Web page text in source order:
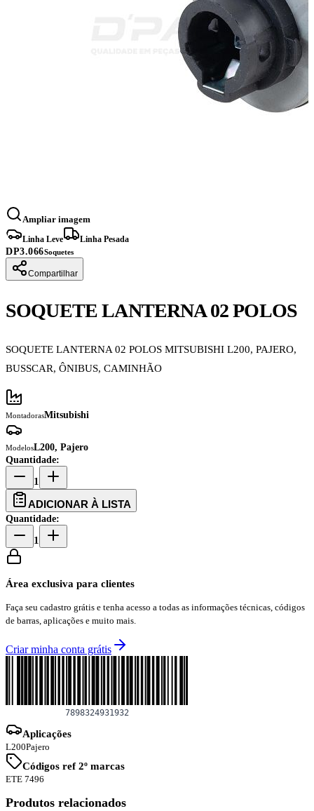
Ampliar imagem
Linha Leve Linha Pesada
DP3.066Soquetes
Compartilhar
SOQUETE LANTERNA 02 POLOS
SOQUETE LANTERNA 02 POLOS MITSUBISHI L200, PAJERO,
BUSSCAR, ÔNIBUS, CAMINHÃO
MontadorasMitsubishi
ModelosL200, Pajero
Quantidade:
1
ADICIONAR À LISTA
Quantidade:
1
Área exclusiva para clientes
Faça seu cadastro grátis e tenha acesso a todas as informações técnicas, códigos
de barras, aplicações e muito mais.
Criar minha conta grátis
Aplicações
L200Pajero
Códigos ref 2º marcas
ETE 7496
Produtos relacionados